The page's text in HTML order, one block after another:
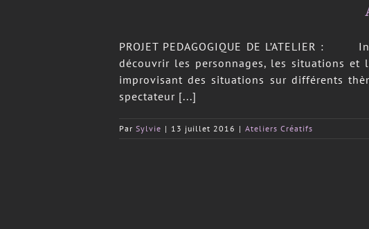
PROJET PEDAGOGIQUE DE L’ATELIER :
découvrir les personnages, les situations et
improvisant des situations sur différents
spectateur [...]
Par Sylvie | 13 juillet 2016 | Ateliers Créatifs